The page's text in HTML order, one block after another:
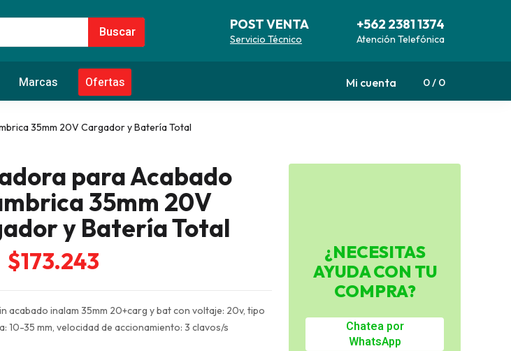
POST VENTA
Servicio Técnico
+562 2381 1374
Atención Telefónica
0 0
Mi cuenta
Marcas Ofertas
35mm 20V Cargador y Batería Total
para Acabado
35mm 20V
y Batería Total
El
original
era:
$173.243
actual
es:
acabado inalam 35mm 20+carg y bat con voltaje: 20v, tipo
10-35 mm, velocidad de accionamiento: 3 clavos/s
¿NECESITAS
AYUDA CON TU
COMPRA?
Chatea por
WhatsApp